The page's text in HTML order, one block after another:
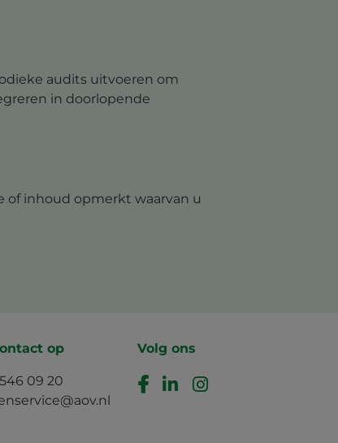
audits uitvoeren om
in doorlopende
of inhoud opmerkt waarvan u
op
09 20
Volg ons